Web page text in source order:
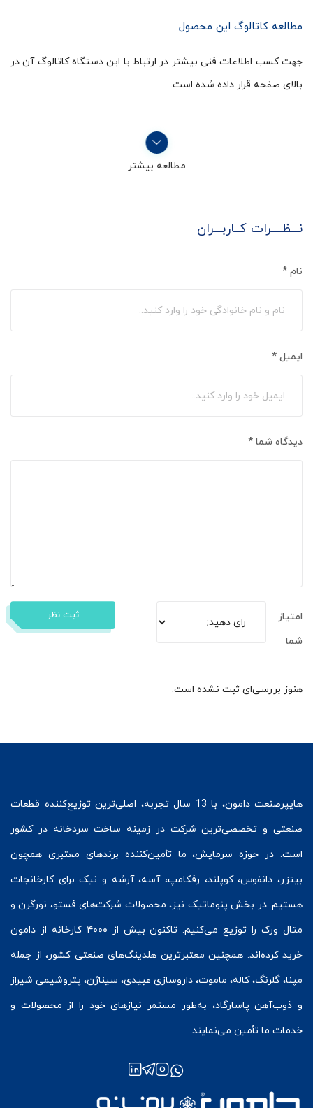
مطالعه کاتالوگ این محصول
جهت کسب اطلاعات فنی بیشتر در ارتباط با این دستگاه کاتالوگ آن در
بالای صفحه قرار داده شده است.
مطالعه بیشتر
نـــظــــرات کــاربـــران
نام *
ایمیل *
دیدگاه شما *
امتیاز
شما
ثبت نظر
هنوز بررسی‌ای ثبت نشده است.
هایپرصنعت
دامون، با 13 سال تجربه، اصلی‌ترین توزیع‌کننده قطعات
صنعتی و تخصصی‌ترین شرکت در زمینه ساخت سردخانه در کشور
است. در حوزه سرمایش، ما تأمین‌کننده برندهای معتبری همچون
بیتزر، دانفوس،کوپلند، رفکامپ، آسه، آرشه و نیک برای کارخانجات
هستیم. در بخش پنوماتیک نیز، محصولات شرکت‌های فستو، نورگرن و
متال ورک
را توزیع می‌کنیم. تاکنون بیش از ۴۰۰۰ کارخانه از دامون
خرید کرده‌اند. همچنین معتبرترین هلدینگ‌های صنعتی کشور، از جمله
مپنا، گلرنگ، کاله، ماموت، داروسازی عبیدی، سیناژن، پتروشیمی شیراز
و ذوب‌آهن پاسارگاد، به‌طور مستمر نیازهای خود را از محصولات و
خدمات ما تأمین می‌نمایند.